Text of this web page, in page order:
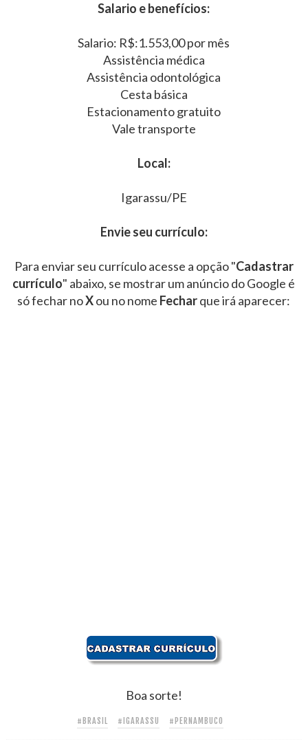
Salario e benefícios:
Salario: R$:1.553,00 por mês
Assistência médica
Assistência odontológica
Cesta básica
Estacionamento gratuito
Vale transporte
Local:
Igarassu/PE
Envie seu currículo:
Para enviar seu currículo acesse a opção "Cadastrar
currículo" abaixo, se mostrar um anúncio do Google é
só fechar noXou no nome Fecharque irá aparecer:
Boa sorte!
#BRASIL #IGARASSU #PERNAMBUCO